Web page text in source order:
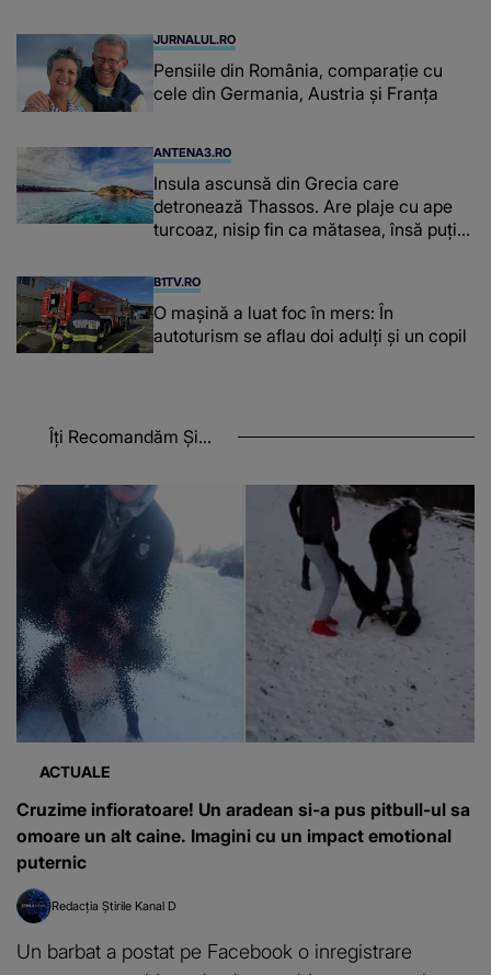
JURNALUL.RO
Pensiile din România, comparație cu
cele din Germania, Austria și Franța
ANTENA3.RO
Insula ascunsă din Grecia care
detronează Thassos. Are plaje cu ape
turcoaz, nisip fin ca mătasea, însă puțini
B1TV.RO
O maşină a luat foc în mers: În
autoturism se aflau doi adulți și un copil
Îți Recomandăm Și...
ACTUALE
Cruzime infioratoare! Un aradean si-a pus pitbull-ul sa
omoare un alt caine. Imagini cu un impact emotional
puternic
Redacția Știrile Kanal D
Un barbat a postat pe Facebook o inregistrare